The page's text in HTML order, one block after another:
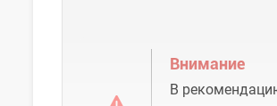
Внимание
В